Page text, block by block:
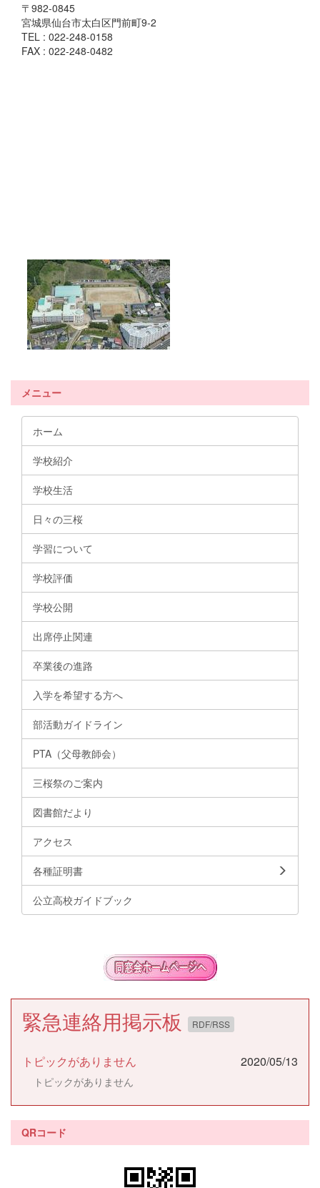
〒982-0845
宮城県仙台市太白区門前町9-2
TEL : 022-248-0158
FAX : 022-248-0482
メニュー
ホーム
学校紹介
学校生活
日々の三桜
学習について
学校評価
学校公開
出席停止関連
卒業後の進路
入学を希望する方へ
部活動ガイドライン
PTA（父母教師会）
三桜祭のご案内
図書館だより
アクセス
各種証明書
公立高校ガイドブック
緊急連絡用掲示板 RDF/RSS
トピックがありません 2020/05/13
トピックがありません
QRコード